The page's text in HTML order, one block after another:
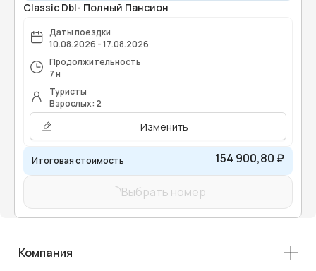
Classic Dbl- Полный Пансион
Даты поездки
10.08.2026 - 17.08.2026
Продолжительность
7 н
Туристы
Взрослых: 2
Изменить
Итоговая стоимость 154 900,80 ₽
Выбрать номер
Компания